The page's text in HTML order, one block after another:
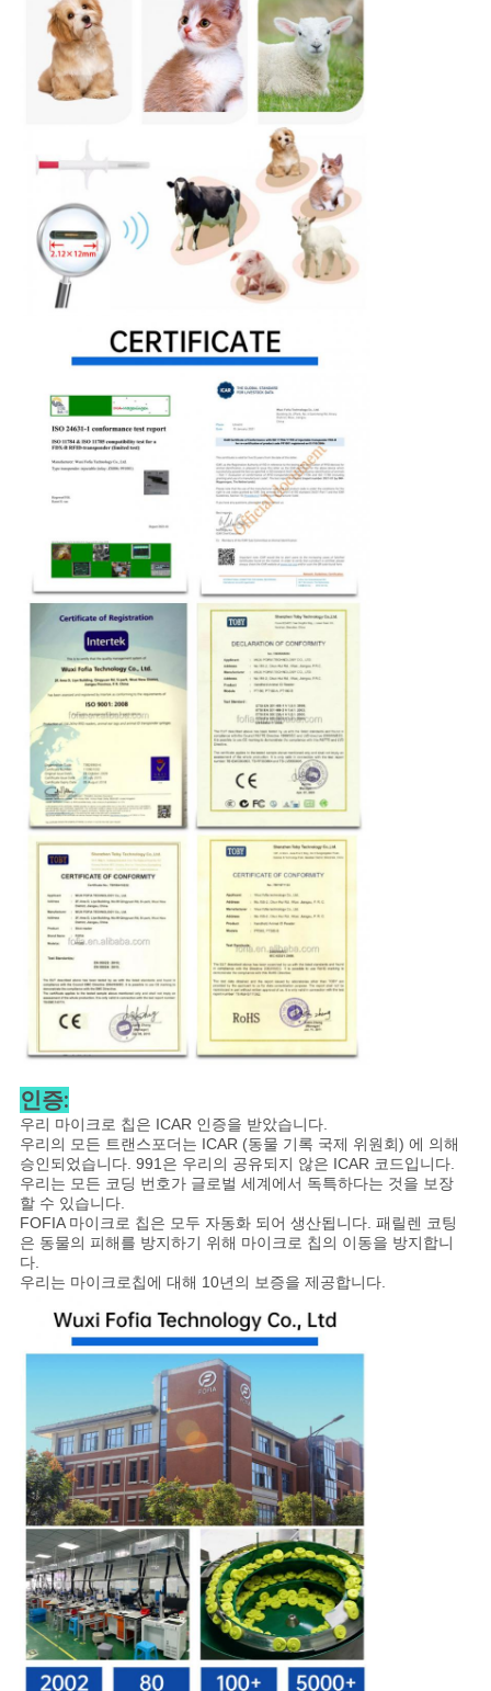
인증:
우리 마이크로 칩은 ICAR 인증을 받았습니다.
우리의 모든 트랜스포더는 ICAR (동물 기록 국제 위원회) 에 의해
승인되었습니다. 991은 우리의 공유되지 않은 ICAR 코드입니다.
우리는 모든 코딩 번호가 글로벌 세계에서 독특하다는 것을 보장
할 수 있습니다.
FOFIA 마이크로 칩은 모두 자동화 되어 생산됩니다. 패릴렌 코팅
은 동물의 피해를 방지하기 위해 마이크로 칩의 이동을 방지합니
다.
우리는 마이크로칩에 대해 10년의 보증을 제공합니다.